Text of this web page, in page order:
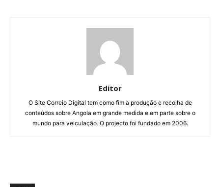
Editor
O Site Correio Digital tem como fim a produção e recolha de
conteúdos sobre Angola em grande medida e em parte sobre o
mundo para veiculação. O projecto foi fundado em 2006.